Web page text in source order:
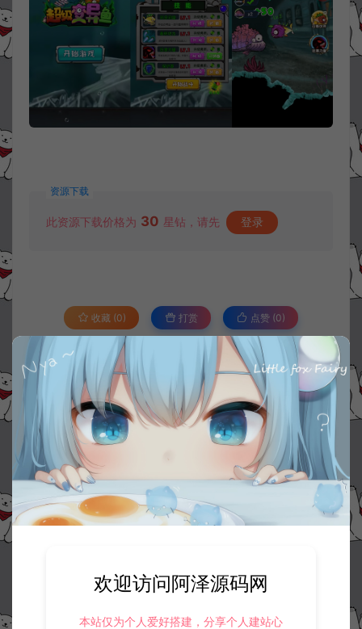
资源下载
此资源下载价格为 30 星钻，请先 登录
收藏 (0) 打赏 点赞 (0)
©版权免责声明
本站资源售价只是赞助，收取费用仅维持本站的日常运营所需。
若您需要商业运营或用于其他商业活动，请您购买正版授权并合法
使用。
3.如果本站有侵犯、不妥之处的资源，请在网站右边客服联系我们。
将会第一时间解决！
4.本站提供的所有资源仅供参考学习使用，不存在任何商业目的与商
业用途，请大家不要用于商用！
最新整理Linux手工服务端+Win一键服务端+逆向前端源码+解压即玩+简易
安卓客户端+详细搭建教程 https://www.lyzwlkj.vip/55133/syzy/xyxh5/
欢迎访问阿泽源码网
本站仅为个人爱好搭建，分享个人建站心